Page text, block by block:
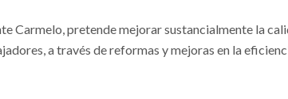
Carmelo, pretende mejorar sustancialmente la
a través de reformas y mejoras en la